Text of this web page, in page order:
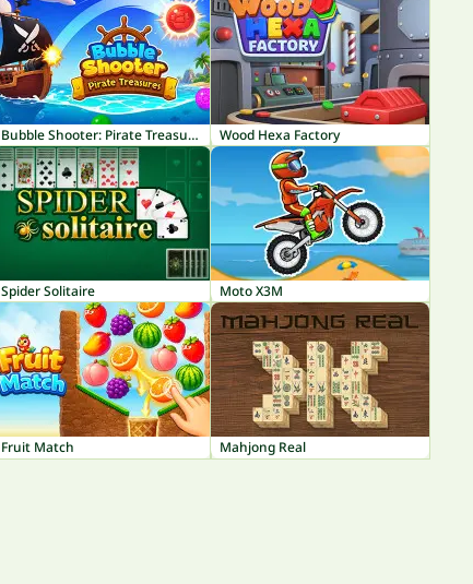
Bubble Shooter: Pirate Treasures Wood Hexa Factory
Spider Solitaire Moto X3M
Fruit Match Mahjong Real